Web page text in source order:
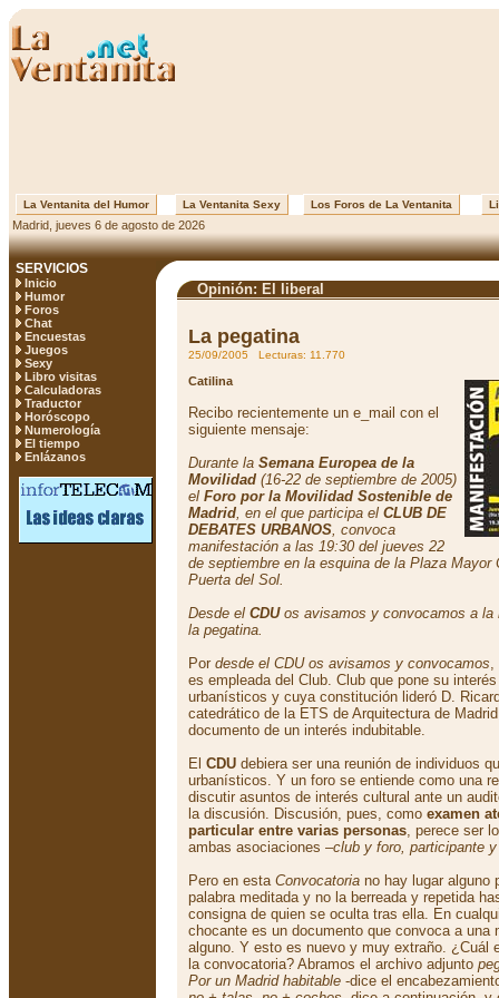
La Ventanita del Humor La Ventanita Sexy Los Foros de La Ventanita
Madrid, jueves 6 de agosto de 2026
SERVICIOS
Inicio
Humor
Foros
Chat
Encuestas
Juegos
Sexy
Libro visitas
Calculadoras
Traductor
Horóscopo
Numerología
El tiempo
Enlázanos
Opinión: El liberal
La pegatina
25/09/2005 Lecturas: 11.770
Catilina
Recibo recientemente un e_mail con el
siguiente mensaje:
Durante la Semana Europea de la
Movilidad (16-22 de septiembre de 2005)
el Foro por la Movilidad Sostenible de
Madrid, en el que participa el CLUB DE
DEBATES URBANOS, convoca
manifestación a las 19:30 del jueves 22
de septiembre en la esquina de la Plaza Mayor
Puerta del Sol.
Desde el CDUos avisamos y convocamos a la
la pegatina.
Por desde el CDU os avisamos y convocamos,
es empleada del Club. Club que pone su
urbanísticos y cuya constitución lideró D.
catedrático de la ETS de Arquitectura de
documento de un interés indubitable.
El CDU debiera ser una reunión de individuos
urbanísticos. Y un foro se entiende como una
discutir asuntos de interés cultural ante un
la discusión. Discusión, pues, como examen
particular entre varias personas, perece ser
ambas asociaciones –club y foro, participante
Pero en esta Convocatoria no hay lugar alguno
palabra meditada y no la berreada y repetida
consigna de quien se oculta tras ella. En
chocante es un documento que convoca a una
alguno. Y esto es nuevo y muy extraño. ¿Cuál
la convocatoria? Abramos el archivo adjunto
Por un Madrid habitable -dice el